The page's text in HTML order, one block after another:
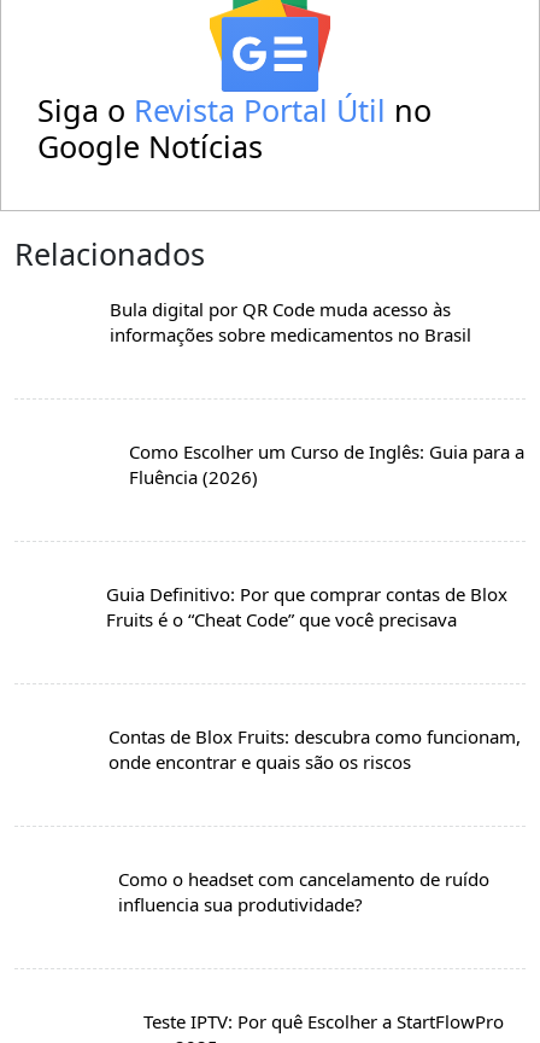
Siga o Revista Portal Útil no
Google Notícias
Relacionados
Bula digital por QR Code muda acesso às
informações sobre medicamentos no Brasil
Como Escolher um Curso de Inglês: Guia para a
Fluência (2026)
Guia Definitivo: Por que comprar contas de Blox
Fruits é o “Cheat Code” que você precisava
Contas de Blox Fruits: descubra como funcionam,
onde encontrar e quais são os riscos
Como o headset com cancelamento de ruído
influencia sua produtividade?
Teste IPTV: Por quê Escolher a StartFlowPro